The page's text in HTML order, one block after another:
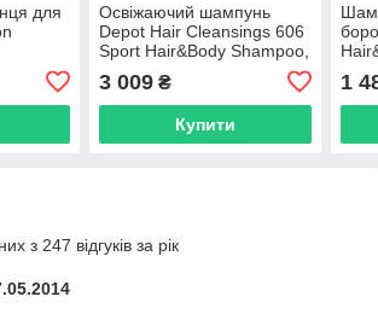
для
500
Освіжаючий шампунь
Depot Hair Cleansings 606
Sport Hair&Body Shampoo,
3 009₴
Купити
1
з 247 відгуків за рік